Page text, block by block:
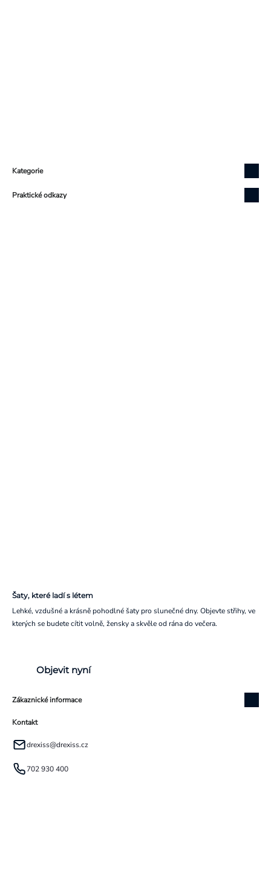
Kategorie
Praktické odkazy
Šaty, které ladí s létem
Lehké, vzdušné a krásně pohodlné šaty pro slunečné dny. Objevte střihy, ve
kterých se budete cítit volně, žensky a skvěle od rána do večera.
Objevit nyní
Zákaznické informace
Kontakt
drexiss@drexiss.cz
702 930 400